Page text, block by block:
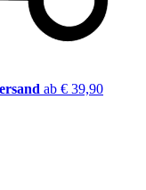
ab € 39,90